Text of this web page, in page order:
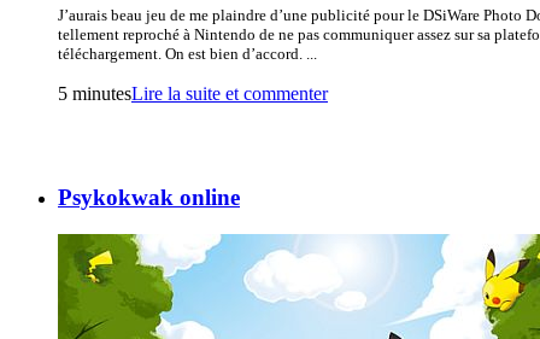
J’aurais beau jeu de me plaindre d’une publicité pour le DSiWare Photo
tellement reproché à Nintendo de ne pas communiquer assez sur sa
téléchargement. On est bien d’accord. ...
5 minutesLire la suite et commenter
Psykokwak online